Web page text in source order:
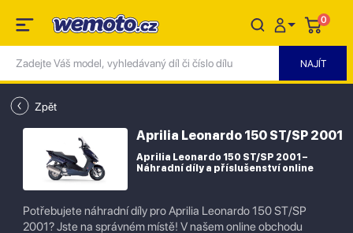
0
Zpět
Aprilia Leonardo 150 ST/SP 2001
Aprilia Leonardo 150 ST/SP 2001 –
Náhradní díly a příslušenství online
Potřebujete náhradní díly pro Aprilia Leonardo 150 ST/SP
2001? Jste na správném místě! V našem online obchodu